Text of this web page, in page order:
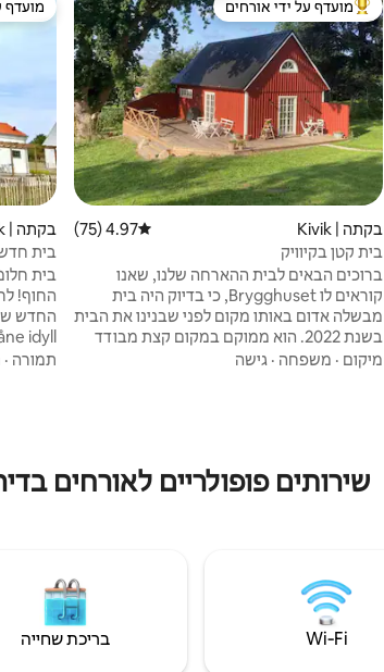
מוביל בקרב נכסים מועדפים על ידי אורחים
מועדף על ידי אורחים
בקתה | Kivik דירוג ממוצע של 4.97 מתוך 5, 75 ביקורות
4.97 (75)
בית קטן בקיוויק
ברוכים הבאים לבית ההארחה שלנו, שאנו
קוראים לו Brygghuset, כי בדיוק היה בית
מבשלה אדום באותו מקום לפני שבנינו את הבית
בשנת 2022. הוא ממוקם במקום קצת מבודד
בגינה גדולה ועשירה בצמחייה השייכת לווילה
האירוח שלנו האורחים מנקים בעצמם ומביאים
מיקום · משפחה · גישה
מועדף
מועדף
בקתה | Kivik
בית
החדש
מהים,
תמורה ·
שירותים פופולריים לאורחים
Wi‑Fi בריכת שחייה